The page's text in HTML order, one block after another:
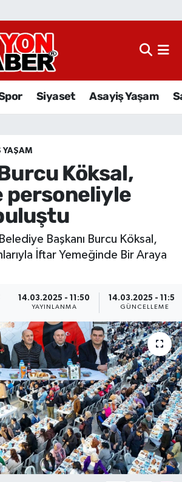
Siyaset Asayiş Yaşam
YAŞAM
Köksal,
personeliyle
Başkanı Burcu Köksal,
İftar Yemeğinde Bir Araya
14.03.2025 - 11:50
YAYINLANMA
14.03.2025 - 11:58
GÜNCELLEME